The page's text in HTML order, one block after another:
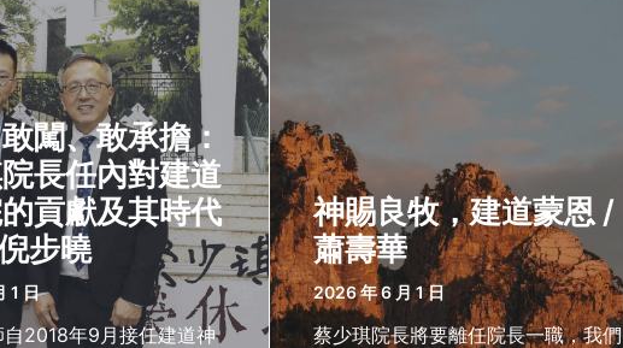
闖、敢承擔：
長任內對建道
貢獻及其時代
步曉
1 日
2018年9月接任建道神
神賜良牧，建道蒙恩 /
蕭壽華
2026 年 6 月 1 日
蔡少琪院長將要離任院長一職，我們